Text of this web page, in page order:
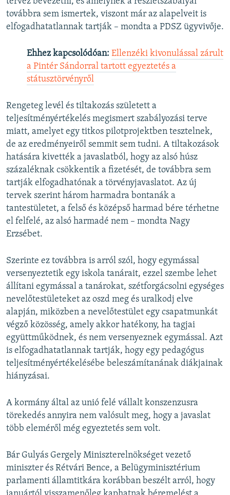
továbbra sem ismertek, viszont már az alapelveit is
elfogadhatatlannak tartják – mondta a PDSZ ügyvivője.
Ehhez kapcsolódóan: Ellenzéki kivonulással zárult
a Pintér Sándorral tartott egyeztetés a
státusztörvényről
Rengeteg levél és tiltakozás született a
teljesítményértékelés megismert szabályozási terve
miatt, amelyet egy titkos pilotprojektben tesztelnek,
de az eredményeiről semmit sem tudni. A tiltakozások
hatására kivették a javaslatból, hogy az alsó húsz
százaléknak csökkentik a fizetését, de továbbra sem
tartják elfogadhatónak a törvényjavaslatot. Az új
tervek szerint három harmadra bontanák a
tantestületet, a felső és középső harmad bére térhetne
el felfelé, az alsó harmadé nem – mondta Nagy
Erzsébet.
Szerinte ez továbbra is arról szól, hogy egymással
versenyeztetik egy iskola tanárait, ezzel szembe lehet
állítani egymással a tanárokat, szétforgácsolni egységes
nevelőtestületeket az oszd meg és uralkodj elve
alapján, miközben a nevelőtestület egy csapatmunkát
végző közösség, amely akkor hatékony, ha tagjai
együttműködnek, és nem versenyeznek egymással. Azt
is elfogadhatatlannak tartják, hogy egy pedagógus
teljesítményértékelésébe beleszámítanának diákjainak
hiányzásai.
A kormány által az unió felé vállalt konszenzusra
törekedés annyira nem valósult meg, hogy a javaslat
több eleméről még egyeztetés sem volt.
Bár Gulyás Gergely Miniszterelnökséget vezető
miniszter és Rétvári Bence, a Belügyminisztérium
parlamenti államtitkára korábban beszélt arról, hogy